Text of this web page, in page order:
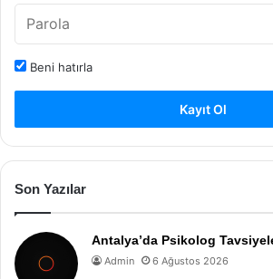
Beni hatırla
Kayıt Ol
Son Yazılar
Antalya’da Psikolog
Admin 6 Ağustos 2026